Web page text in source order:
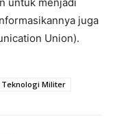
juga
Union).
Teknologi Militer